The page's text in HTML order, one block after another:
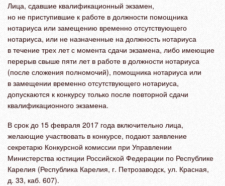
Лица, сдавшие квалификационный экзамен,
но не приступившие к работе в должности помощника
нотариуса или замещению временно отсутствующего
нотариуса, или не назначенные на должность нотариуса
в течение трех лет с момента сдачи экзамена, либо имеющие
перерыв свыше пяти лет в работе в должности нотариуса
(после сложения полномочий), помощника нотариуса или
в замещении временно отсутствующего нотариуса,
допускаются к конкурсу только после повторной сдачи
квалификационного экзамена.
В срок до 15 февраля 2017 года включительно лица,
желающие участвовать в конкурсе, подают заявление
секретарю Конкурсной комиссии при Управлении
Министерства юстиции Российской Федерации по Республике
Карелия (Республика Карелия, г. Петрозаводск, ул. Красная,
д. 33, каб. 607).